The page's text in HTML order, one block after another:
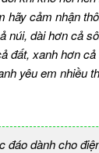
hãy cảm nhận
núi, dài hơn cả
đất, xanh hơn
yêu em nhiều
dành cho